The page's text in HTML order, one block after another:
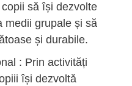
să își dezvolte
medii grupale și să
și durabile.
: Prin activități
își dezvoltă